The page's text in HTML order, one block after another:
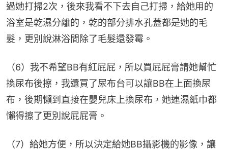
過她打掃2次，後來我看不下去自己打掃，給她用的
浴室是乾濕分離的，乾的部分排水孔蓋都是她的毛
髮，更別說淋浴間除了毛髮還發霉。
（6）我不希望BB有紅屁屁，所以買屁屁膏請她幫忙
換尿布後擦，我還買了尿布台可以讓BB在上面換尿
布，後期懶到直接在嬰兒床上換尿布，她連濕紙巾都
懶得擦了更別說屁屁膏。
（7）給她方便，所以決定給她BB攝影機的影像，讓